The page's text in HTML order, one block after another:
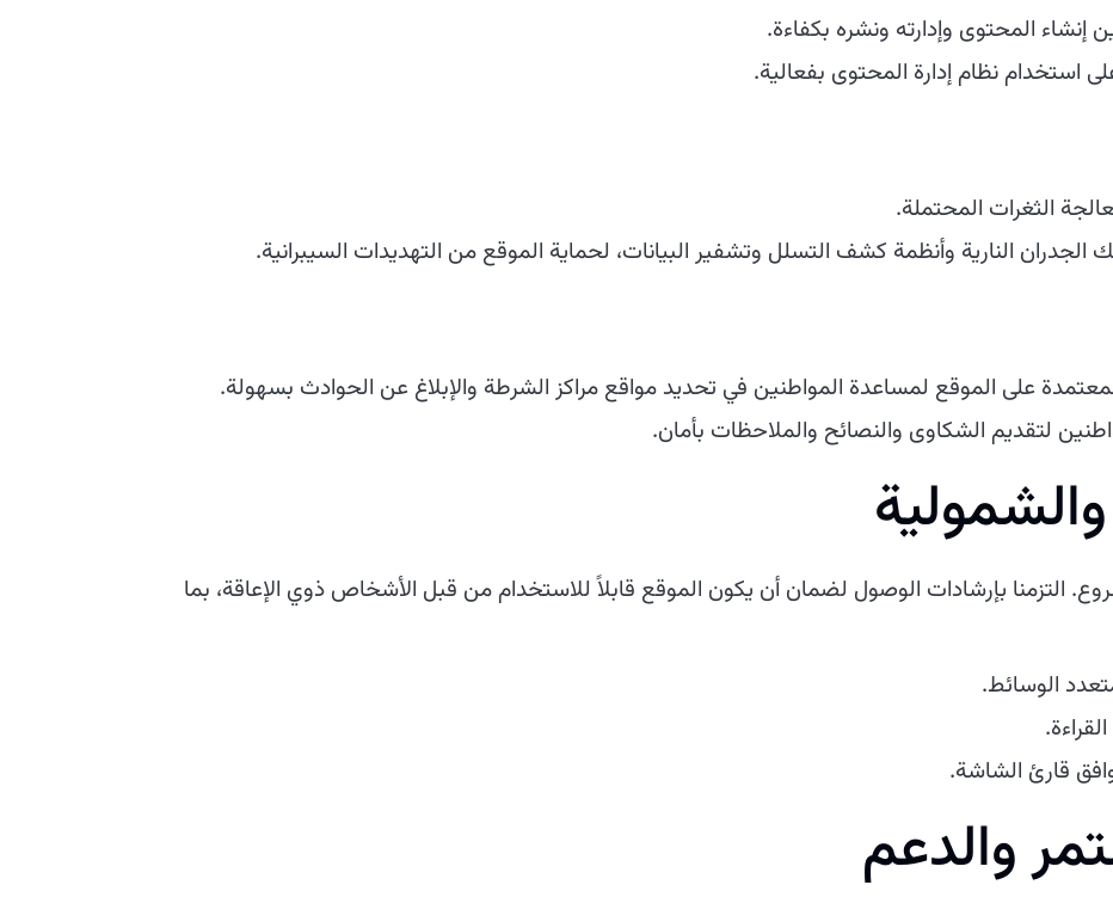
المحتوى وإدارته ونشره بكفاءة.
استخدام نظام إدارة المحتوى بفعالية.
الثغرات المحتملة.
الجدران النارية وأنظمة كشف التسلل وتشفير البيانات، لحماية الموقع من التهديدات السيبرانية.
على الموقع لمساعدة المواطنين في تحديد مواقع مراكز الشرطة والإبلاغ عن الحوادث بسهولة.
لتقديم الشكاوى والنصائح والملاحظات بأمان.
التزمنا بإرشادات الوصول لضمان أن يكون الموقع قابلاً للاستخدام من قبل الأشخاص ذوي الإعاقة، بما
الوسائط.
قارئ الشاشة.
والدعم